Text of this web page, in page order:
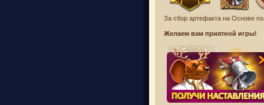
За сбор артефакта на Основе
Желаем вам приятной игры!